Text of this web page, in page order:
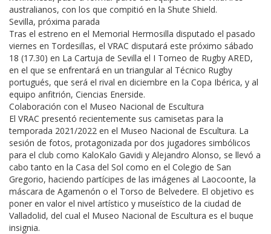
australianos, con los que compitió en la Shute Shield.
Sevilla, próxima parada
Tras el estreno en el Memorial Hermosilla disputado el pasado
viernes en Tordesillas, el VRAC disputará este próximo sábado
18 (17.30) en La Cartuja de Sevilla el I Torneo de Rugby ARED,
en el que se enfrentará en un triangular al Técnico Rugby
portugués, que será el rival en diciembre en la Copa Ibérica, y al
equipo anfitrión, Ciencias Enerside.
Colaboración con el Museo Nacional de Escultura
El VRAC presentó recientemente sus camisetas para la
temporada 2021/2022 en el Museo Nacional de Escultura. La
sesión de fotos, protagonizada por dos jugadores simbólicos
para el club como KaloKalo Gavidi y Alejandro Alonso, se llevó a
cabo tanto en la Casa del Sol como en el Colegio de San
Gregorio, haciendo partícipes de las imágenes al Laocoonte, la
máscara de Agamenón o el Torso de Belvedere. El objetivo es
poner en valor el nivel artístico y museístico de la ciudad de
Valladolid, del cual el Museo Nacional de Escultura es el buque
insignia.